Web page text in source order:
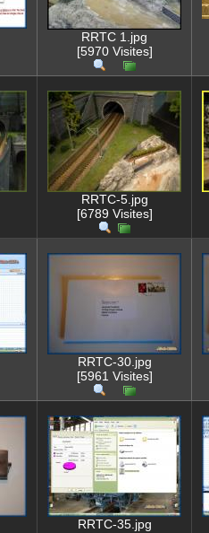
RRTC 1.jpg
[5970 Visites]
RRTC-5.jpg
[6789 Visites]
RRTC-30.jpg
[5961 Visites]
RRTC-35.jpg